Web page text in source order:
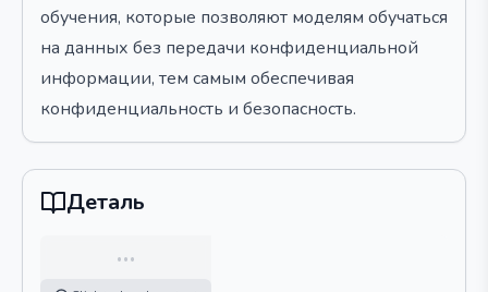
обучения, которые позволяют моделям обучаться
на данных без передачи конфиденциальной
информации, тем самым обеспечивая
конфиденциальность и безопасность.
Деталь
…